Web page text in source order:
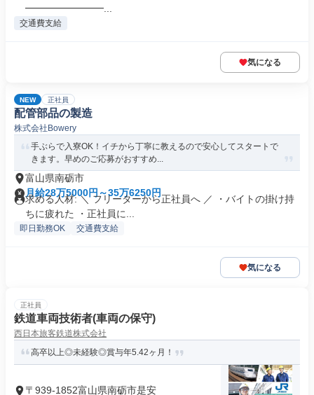
━━━━━━━━...
交通費支給
気になる
NEW 正社員
配管部品の製造
株式会社Bowery
手ぶらで入寮OK！イチから丁寧に教えるので安心してスタートで
きます。早めのご応募がおすすめ...
富山県南砺市
月給28万5000円～35万6250円
求める人材: ＼ フリーターから正社員へ ／ ・バイトの掛け持
ちに疲れた ・正社員に...
即日勤務OK 交通費支給
気になる
正社員
鉄道車両技術者(車両の保守)
西日本旅客鉄道株式会社
高卒以上◎未経験◎賞与年5.42ヶ月！
〒939-1852富山県南砺市是安